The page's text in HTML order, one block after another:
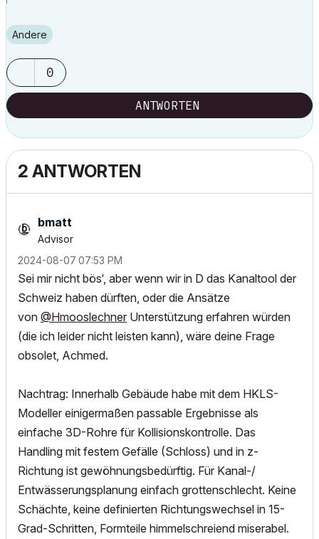
Andere
0
ANTWORTEN
2 ANTWORTEN
bmatt
Advisor
‎2024-08-07 07:53 PM
Sei mir nicht bös‘, aber wenn wir in D das Kanaltool der
Schweiz haben dürften, oder die Ansätze
von @Hmooslechner Unterstützung erfahren würden
(die ich leider nicht leisten kann), wäre deine Frage
obsolet, Achmed.
Nachtrag: Innerhalb Gebäude habe mit dem HKLS-
Modeller einigermaßen passable Ergebnisse als
einfache 3D-Rohre für Kollisionskontrolle. Das
Handling mit festem Gefälle (Schloss) und in z-
Richtung ist gewöhnungsbedürftig. Für Kanal-/
Entwässerungsplanung einfach grottenschlecht. Keine
Schächte, keine definierten Richtungswechsel in 15-
Grad-Schritten, Formteile himmelschreiend miserabel.